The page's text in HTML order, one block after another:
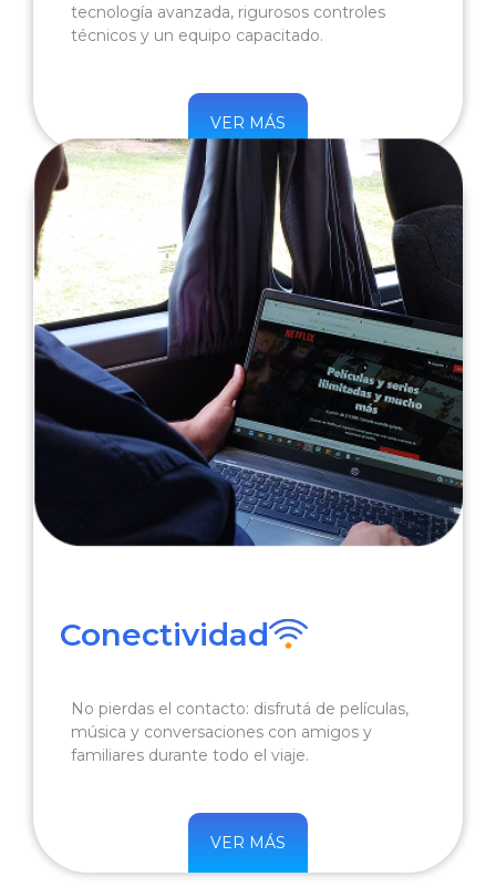
tecnología avanzada, rigurosos controles
técnicos y un equipo capacitado.
VER MÁS
Conectividad
No pierdas el contacto: disfrutá de películas,
música y conversaciones con amigos y
familiares durante todo el viaje.
VER MÁS